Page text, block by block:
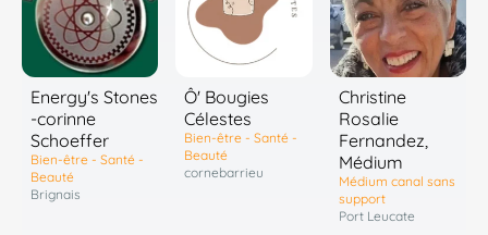
Energy's Stones
-corinne
Schoeffer
Bien-être - Santé -
Beauté
Brignais
Ô' Bougies
Célestes
Bien-être - Santé -
Beauté
cornebarrieu
Christine
Rosalie
Fernandez,
Médium
Médium canal sans
support
Port Leucate